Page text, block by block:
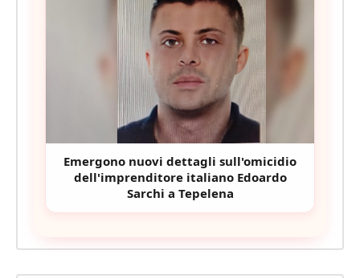
Emergono nuovi dettagli sull'omicidio
dell'imprenditore italiano Edoardo
Sarchi a Tepelena